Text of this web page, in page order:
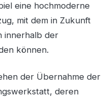
eine hochmoderne
mit dem in Zukunft
innerhalb der
können.
der Übernahme der
deren